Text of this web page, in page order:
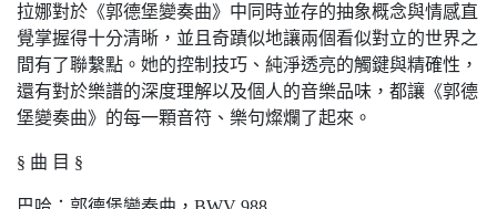
拉娜對於《郭德堡變奏曲》中同時並存的抽象概念與情感直
覺掌握得十分清晰，並且奇蹟似地讓兩個看似對立的世界之
間有了聯繫點。她的控制技巧、純淨透亮的觸鍵與精確性，
還有對於樂譜的深度理解以及個人的音樂品味，都讓《郭德
堡變奏曲》的每一顆音符、樂句燦爛了起來。
§ 曲 目 §